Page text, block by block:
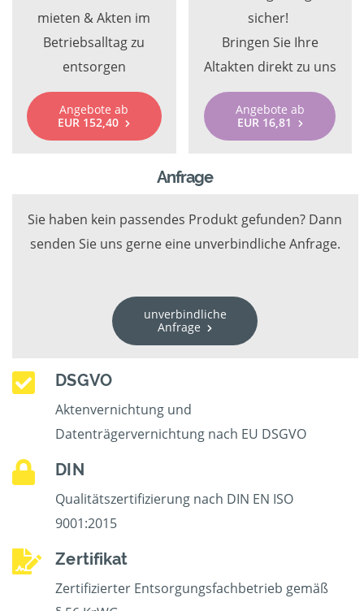
mieten & Akten im
Betriebsalltag zu
entsorgen
Angebote ab
EUR 152,40
sicher!
Bringen Sie Ihre
Altakten direkt zu uns
Angebote ab
EUR 16,81
Anfrage
Sie haben kein passendes Produkt gefunden? Dann
senden Sie uns gerne eine unverbindliche Anfrage.
unverbindliche
Anfrage
DSGVO
Aktenvernichtung und
Datenträgervernichtung nach EU DSGVO
DIN
Qualitätszertifizierung nach DIN EN ISO
9001:2015
Zertifikat
Zertifizierter Entsorgungsfachbetrieb gemäß